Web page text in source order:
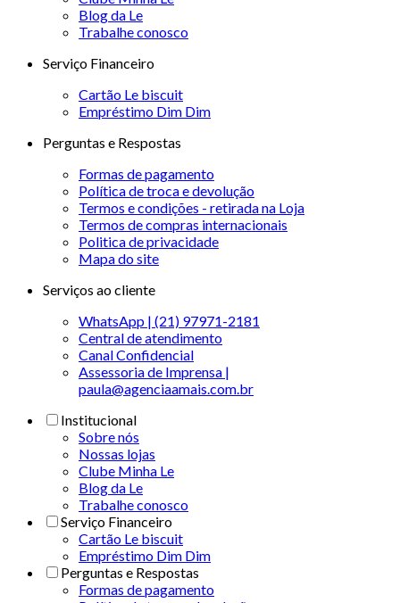
Blog da Le
Trabalhe conosco
Serviço Financeiro
Cartão Le biscuit
Empréstimo Dim Dim
Perguntas e Respostas
Formas de pagamento
Política de troca e devolução
Termos e condições - retirada na Loja
Termos de compras internacionais
Politica de privacidade
Mapa do site
Serviços ao cliente
WhatsApp | (21) 97971-2181
Central de atendimento
Canal Confidencial
Assessoria de Imprensa |
paula@agenciaamais.com.br
Institucional
Sobre nós
Nossas lojas
Clube Minha Le
Blog da Le
Trabalhe conosco
Serviço Financeiro
Cartão Le biscuit
Empréstimo Dim Dim
Perguntas e Respostas
Formas de pagamento